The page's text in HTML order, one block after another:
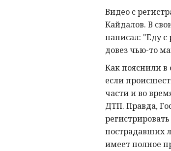
Видео с
Кайдалов. В
написал: "Еду с
довез чью-то
Как пояснили в
если
части и во
ДТП. Правда,
пострадавших
имеет полное